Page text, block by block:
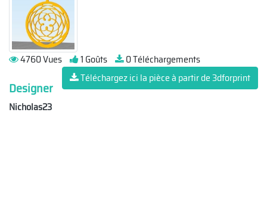
4760 Vues 1 Goûts
0 Téléchargements
Téléchargez ici la pièce à partir de 3dforprint
Designer
Nicholas23